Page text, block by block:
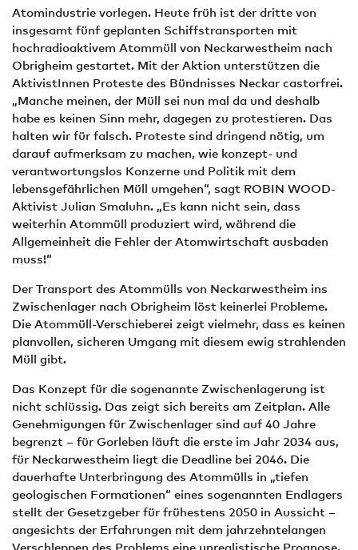
Atomindustrie vorlegen. Heute früh ist der dritte von
insgesamt fünf geplanten Schiffstransporten mit
hochradioaktivem Atommüll von Neckarwestheim nach
Obrigheim gestartet. Mit der Aktion unterstützen die
AktivistInnen Proteste des Bündnisses Neckar castorfrei.
„Manche meinen, der Müll sei nun mal da und deshalb
habe es keinen Sinn mehr, dagegen zu protestieren. Das
halten wir für falsch. Proteste sind dringend nötig, um
darauf aufmerksam zu machen, wie konzept- und
verantwortungslos Konzerne und Politik mit dem
lebensgefährlichen Müll umgehen“, sagt ROBIN WOOD-
Aktivist Julian Smaluhn. „Es kann nicht sein, dass
weiterhin Atommüll produziert wird, während die
Allgemeinheit die Fehler der Atomwirtschaft ausbaden
muss!“
Der Transport des Atommülls von Neckarwestheim ins
Zwischenlager nach Obrigheim löst keinerlei Probleme.
Die Atommüll-Verschieberei zeigt vielmehr, dass es keinen
planvollen, sicheren Umgang mit diesem ewig strahlenden
Müll gibt.
Das Konzept für die sogenannte Zwischenlagerung ist
nicht schlüssig. Das zeigt sich bereits am Zeitplan. Alle
Genehmigungen für Zwischenlager sind auf 40 Jahre
begrenzt – für Gorleben läuft die erste im Jahr 2034 aus,
für Neckarwestheim liegt die Deadline bei 2046. Die
dauerhafte Unterbringung des Atommülls in „tiefen
geologischen Formationen“ eines sogenannten Endlagers
stellt der Gesetzgeber für frühestens 2050 in Aussicht ­–
angesichts der Erfahrungen mit dem jahrzehntelangen
Verschleppen des Problems eine unrealistische Prognose.